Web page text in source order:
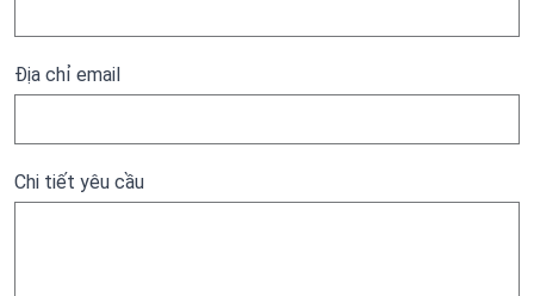
Địa chỉ email
Chi tiết yêu cầu